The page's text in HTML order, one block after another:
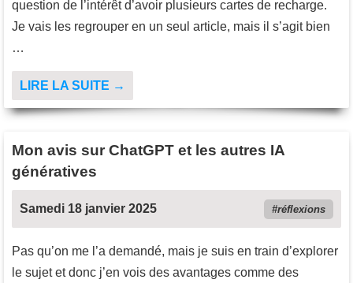
question de l’intérêt d’avoir plusieurs cartes de recharge.
Je vais les regrouper en un seul article, mais il s’agit bien
…
LIRE LA SUITE →
Mon avis sur ChatGPT et les autres IA
génératives
Samedi 18 janvier 2025 réflexions
Pas qu’on me l’a demandé, mais je suis en train d’explorer
le sujet et donc j’en vois des avantages comme des